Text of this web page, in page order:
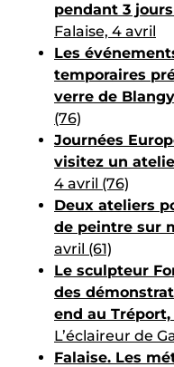
pendant 3
Falaise, 4 avril
Les
temporaires
verre de
(76)
Journées
visitez un
4 avril (76)
Deux ateliers
de peintre sur
avril (61)
Le sculpteur
des
end au Tréport,
L’éclaireur de
Falaise. Les